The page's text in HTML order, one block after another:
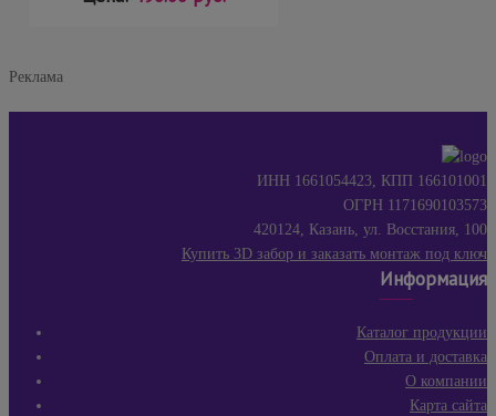
Реклама
ИНН 1661054423, КПП 166101001
ОГРН 1171690103573
420124, Казань, ул. Восстания, 100
Купить 3D забор и заказать монтаж под ключ
Информация
Каталог продукции
Оплата и доставка
О компании
Карта сайта